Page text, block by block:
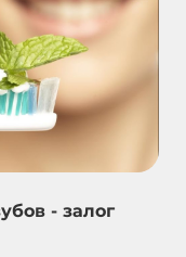
- залог